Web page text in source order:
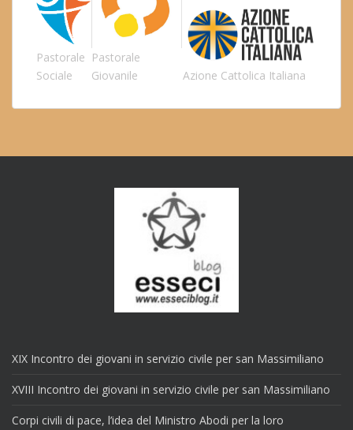
Pastorale
Sociale
Pastorale
Giovanile
Azione Cattolica Italiana
XIX Incontro dei giovani in servizio civile per san Massimiliano
XVIII Incontro dei giovani in servizio civile per san Massimiliano
Corpi civili di pace, l’idea del Ministro Abodi per la loro